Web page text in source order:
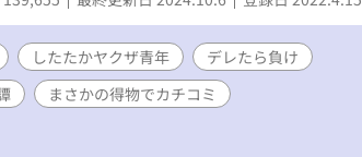
投稿者がガチ連載に挑んだ血反吐マラソン(꒪
したたかヤクザ青年
デレたら負け
まさかの得物でカチコミ